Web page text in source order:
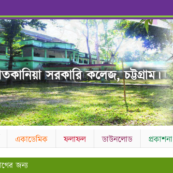
সরকারি কলেজ, চট্টগ্রাম।
একাডেমিক ফলাফল ডাউনলোড প্রকাশনা
জন্য